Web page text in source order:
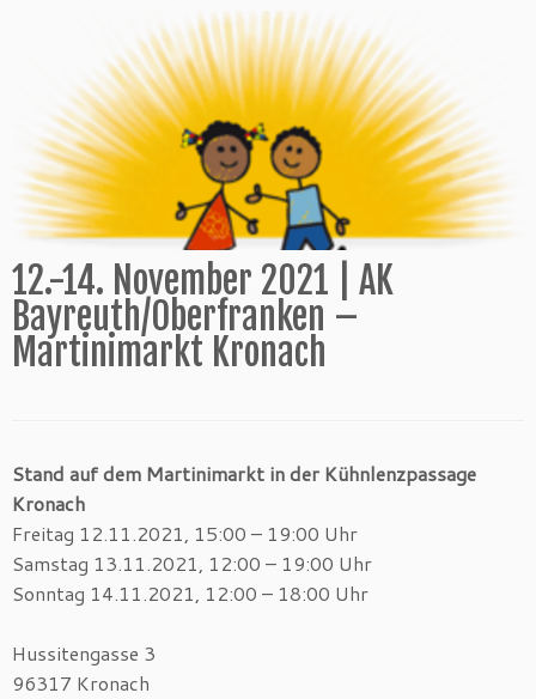
12.-14. November 2021 | AK
Bayreuth/Oberfranken –
Martinimarkt Kronach
Stand auf dem Martinimarkt in der Kühnlenzpassage
Kronach
Freitag 12.11.2021, 15:00 – 19:00 Uhr
Samstag 13.11.2021, 12:00 – 19:00 Uhr
Sonntag 14.11.2021, 12:00 – 18:00 Uhr
Hussitengasse 3
96317 Kronach